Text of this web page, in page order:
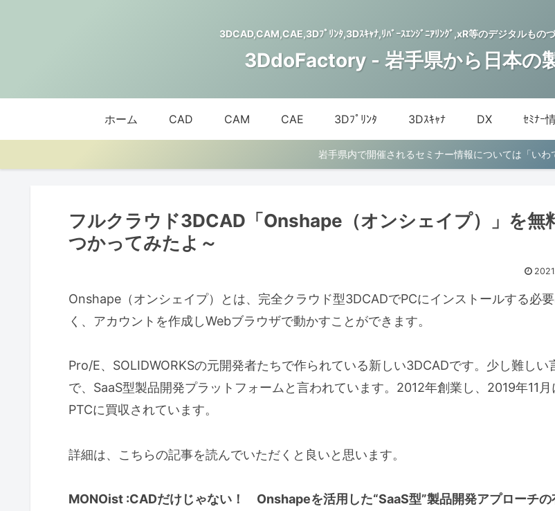
3DCAD,CAM,CAE,3Dﾌﾟﾘﾝﾀ,3Dｽｷｬﾅ,ﾘﾊﾞｰｽｴﾝｼﾞﾆｱﾘﾝｸﾞ,xR等のデジタルもの
3DdoFactory - 岩手県から日本の
ホーム CAD CAM CAE 3Dﾌﾟﾘﾝﾀ 3Dｽｷｬﾅ DX ｾﾐﾅｰ
岩手県内で開催されるセミナー情報については「いわ
フルクラウド3DCAD「Onshape（オンシェイプ）」を無
つかってみたよ～
Onshape（オンシェイプ）とは、完全クラウド型3DCADでPCにインストールする必
く、アカウントを作成しWebブラウザで動かすことができます。
Pro/E、SOLIDWORKSの元開発者たちで作られている新しい3DCADです。少し難しい
で、SaaS型製品開発プラットフォームと言われています。2012年創業し、2019年11月
PTCに買収されています。
詳細は、こちらの記事を読んでいただくと良いと思います。
MONOist :CADだけじゃない！ Onshapeを活用した“SaaS型”製品開発アプローチの